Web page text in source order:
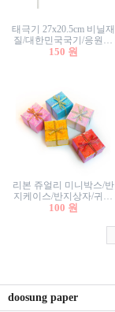
태극기 27x20.5cm 비닐재
질/대한민국국기/응원깃
발/행사깃발
150 원
리본 쥬얼리 미니박스/반
지케이스/반지상자/귀걸
이상자/귀걸이박스/악세
100 원
doosung paper